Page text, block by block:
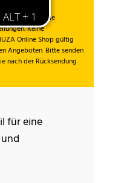
reicht. Gratis
umfasst alle
Keine
Online Shop gültig
Angeboten. Bitte senden
nach der Rücksendung
für eine